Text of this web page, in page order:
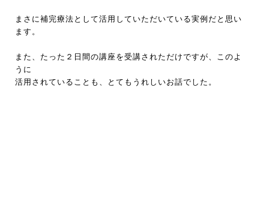
まさに補完療法として活用していただいている実例だと思い
ます。
また、たった２日間の講座を受講されただけですが、このよ
うに
活用されていることも、とてもうれしいお話でした。